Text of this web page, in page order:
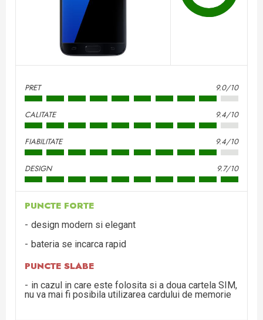
PRET 9.0/10
CALITATE 9.4/10
FIABILITATE 9.4/10
DESIGN 9.7/10
PUNCTE FORTE
design modern si elegant
bateria se incarca rapid
PUNCTE SLABE
in cazul in care este folosita si a doua cartela SIM,
nu va mai fi posibila utilizarea cardului de memorie